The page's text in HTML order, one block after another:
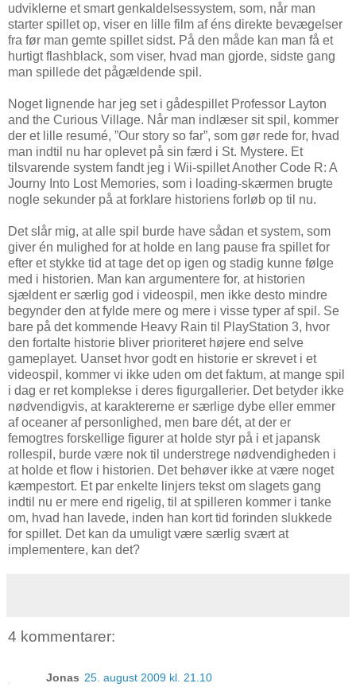
udviklerne et smart genkaldelsessystem, som, når man
starter spillet op, viser en lille film af éns direkte bevægelser
fra før man gemte spillet sidst. På den måde kan man få et
hurtigt flashblack, som viser, hvad man gjorde, sidste gang
man spillede det pågældende spil.
Noget lignende har jeg set i gådespillet Professor Layton
and the Curious Village. Når man indlæser sit spil, kommer
der et lille resumé, ”Our story so far”, som gør rede for, hvad
man indtil nu har oplevet på sin færd i St. Mystere. Et
tilsvarende system fandt jeg i Wii-spillet Another Code R: A
Journy Into Lost Memories, som i loading-skærmen brugte
nogle sekunder på at forklare historiens forløb op til nu.
Det slår mig, at alle spil burde have sådan et system, som
giver én mulighed for at holde en lang pause fra spillet for
efter et stykke tid at tage det op igen og stadig kunne følge
med i historien. Man kan argumentere for, at historien
sjældent er særlig god i videospil, men ikke desto mindre
begynder den at fylde mere og mere i visse typer af spil. Se
bare på det kommende Heavy Rain til PlayStation 3, hvor
den fortalte historie bliver prioriteret højere end selve
gameplayet. Uanset hvor godt en historie er skrevet i et
videospil, kommer vi ikke uden om det faktum, at mange spil
i dag er ret komplekse i deres figurgallerier. Det betyder ikke
nødvendigvis, at karaktererne er særlige dybe eller emmer
af oceaner af personlighed, men bare dét, at der er
femogtres forskellige figurer at holde styr på i et japansk
rollespil, burde være nok til understrege nødvendigheden i
at holde et flow i historien. Det behøver ikke at være noget
kæmpestort. Et par enkelte linjers tekst om slagets gang
indtil nu er mere end rigelig, til at spilleren kommer i tanke
om, hvad han lavede, inden han kort tid forinden slukkede
for spillet. Det kan da umuligt være særlig svært at
implementere, kan det?
4 kommentarer:
Jonas 25. august 2009 kl. 21.10